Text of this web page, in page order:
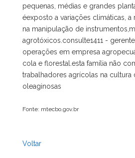
pequenas, médias e grandes
éexposto a variações climáticas, a
na manipulação de
agrotóxicos.consulte1411 -
operações em empresa
cola e florestal.esta família não
trabalhadores agrícolas na cultura
oleaginosas
Fonte: mtecbo.gov.br
Voltar